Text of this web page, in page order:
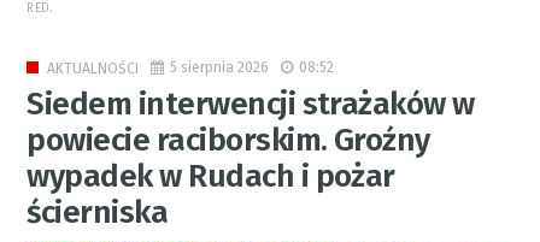
RED.
AKTUALNOŚCI 5 sierpnia 2026 08:52
Siedem interwencji strażaków w
powiecie raciborskim. Groźny
wypadek w Rudach i pożar
ścierniska